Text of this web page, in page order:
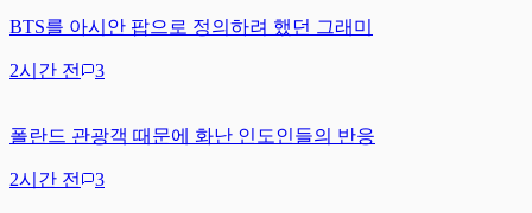
BTS를 아시안 팝으로 정의하려 했던 그래미
2시간 전 3
폴란드 관광객 때문에 화난 인도인들의 반응
2시간 전 3